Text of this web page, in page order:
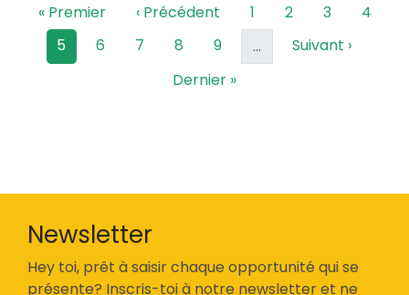
Première page
« Premier Page précédente
‹ Précédent Page
1 Page
2 Page
3 Page
4
Page courante
5 Page
6 Page
7 Page
8 Page
9 … Page suivante
Suivant ›
Dernière page
Dernier »
Newsletter
Hey toi, prêt à saisir chaque opportunité qui se
présente? Inscris-toi à notre newsletter et ne